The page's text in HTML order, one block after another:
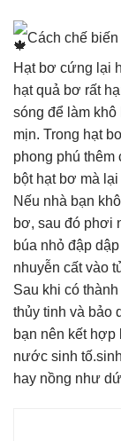
Cách chế
Hạt bơ cứng lại
hạt quả bơ rất
sóng để làm khô
mịn. Trong hạt
phong phú
bột hạt bơ mà
Nếu nhà bạn
bơ, sau đó phơi
búa nhỏ đập
nhuyễn cất vào
Sau khi có
thủy tinh và bảo
bạn nên kết
nước sinh
hay nồng như